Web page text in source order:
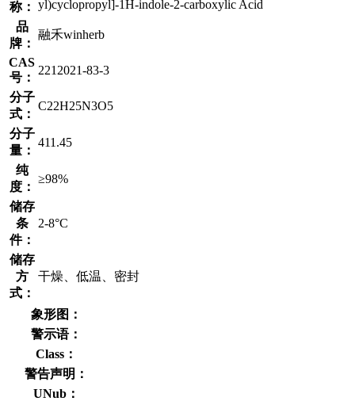
称： yl)cyclopropyl]-1H-indole-2-carboxylic Acid
品
牌：
融禾winherb
CAS
号：
2212021-83-3
分子
式：
C22H25N3O5
分子
量：
411.45
纯
度：
≥98%
储存
条
件：
2-8°C
储存
方
式：
干燥、低温、密封
象形图：
警示语：
Class：
警告声明：
UNub：